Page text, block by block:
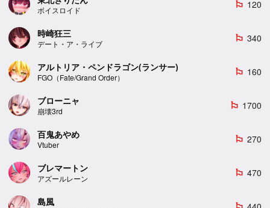
ボイスロイド
emoji_flags 120
時崎狂三
デート・ア・ライブ
emoji_flags 340
アルトリア・ペンドラゴン(ランサー)
FGO（Fate/Grand Order）
emoji_flags 160
ブローニャ
崩壊3rd
emoji_flags 1700
百鬼あやめ
Vtuber
emoji_flags 270
ブレマートン
アズールレーン
emoji_flags 470
島風